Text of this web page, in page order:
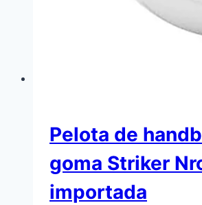
Pelota de
goma Striker
importada